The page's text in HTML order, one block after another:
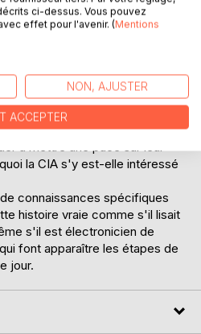
le nom de puce aux
? Qui a conçu le premier
? Comment a été inventé
de poche ? Quelle
utilisée par IBM pour
Steeve Jobs d'Apple disait
n'a rien inventé ? Pourquoi les
à mettre une puce sur leur
la CIA s'y est-elle intéressé
connaissances spécifiques
histoire vraie comme s'il lisait
s'il est électronicien de
font apparaître les étapes de
jour.
ci-dessus. Vous pouvez
effet pour l'avenir. (Mentions
NON, AJUSTER
ACCEPTER